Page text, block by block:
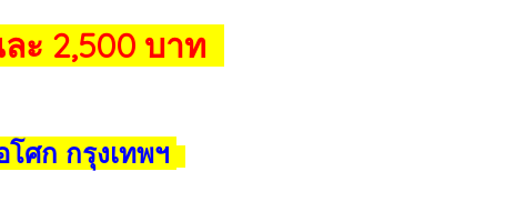
ะ 2,500 บาท
ศก กรุงเทพฯ